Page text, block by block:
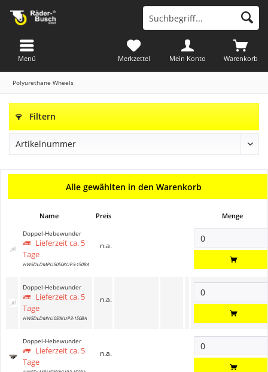
Warenkorb
Merkzettel Mein Konto
Menü
Polyurethane Wheels
Filtern
Alle gewählten in den Warenkorb
Name Preis Menge
Doppel-Hebewunder
Lieferzeit ca. 5
Tage
HW5DLDMPUS050KUP3-150BA
n.a.
Doppel-Hebewunder
Lieferzeit ca. 5
Tage
HW5DLDMVU050KUP3-150BA
n.a.
Doppel-Hebewunder
Lieferzeit ca. 5
Tage
n.a.